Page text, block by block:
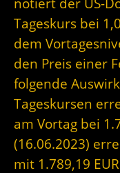
Tageskurs bei
dem
den Preis einer
folgende
Tageskursen
am Vortag bei
(16.06.2023)
mit 1.789,19